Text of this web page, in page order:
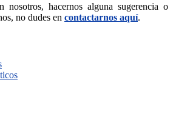
nosotros, hacernos alguna sugerencia o
no dudes en contactarnos aquí.